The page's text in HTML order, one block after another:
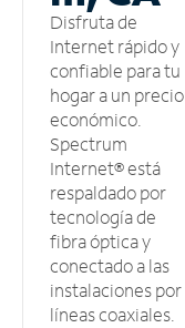
Disfruta de
Internet rápido y
confiable para tu
hogar a un precio
económico.
Spectrum
Internet® está
respaldado por
tecnología de
fibra óptica y
conectado a las
instalaciones por
líneas coaxiales.